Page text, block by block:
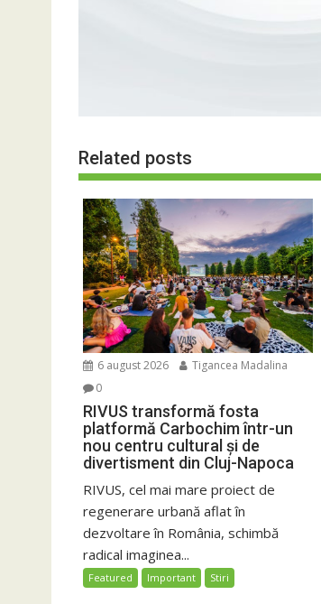
Related posts
6 august 2026
Tigancea Madalina
0
RIVUS transformă fosta
platformă Carbochim într-un
nou centru cultural și de
divertisment din Cluj-Napoca
RIVUS, cel mai mare proiect de
regenerare urbană aflat în
dezvoltare în România, schimbă
radical imaginea...
Featured Important Stiri